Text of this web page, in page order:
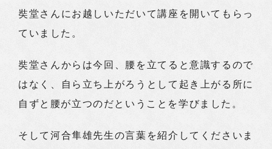
奘堂さんにお越しいただいて講座を開いてもらっ
ていました。
奘堂さんからは今回、腰を立てると意識するので
はなく、自ら立ち上がろうとして起き上がる所に
自ずと腰が立つのだということを学びました。
そして河合隼雄先生の言葉を紹介してくださいま